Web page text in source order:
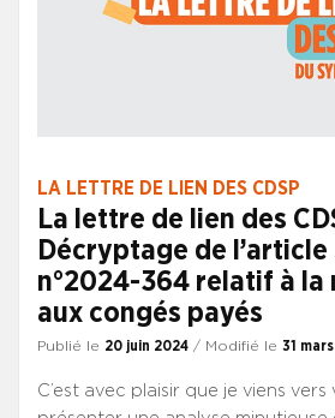
réponse est claire : oui, il le peut.
LA LETTRE DE LIEN DES CDSP
La lettre de lien des
Décryptage de l’article
n°2024-364 relatif à la
aux congés payés
Publié le 20 juin 2024 / Modifié le 31
C’est avec plaisir que je viens